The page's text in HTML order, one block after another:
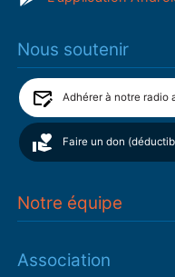
Nous soutenir
Adhérer à notre radio
Faire un don
Notre équipe
Association